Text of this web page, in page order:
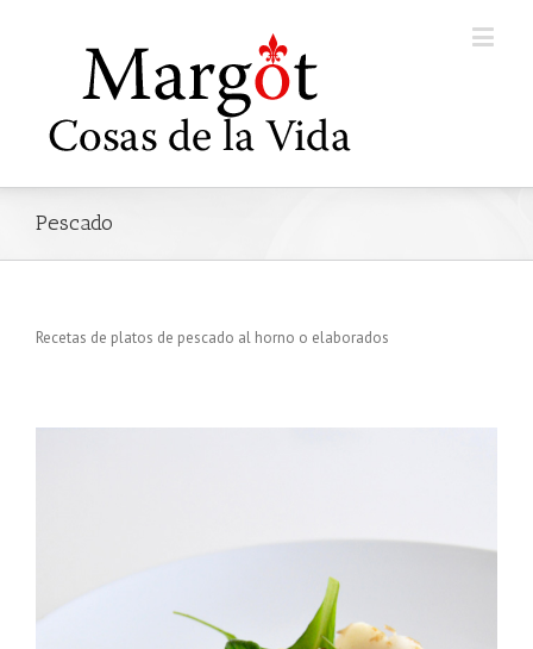
Pescado
Recetas de platos de pescado al horno o elaborados